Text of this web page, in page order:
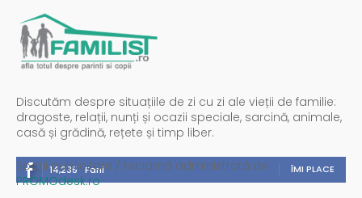
Discutăm despre situațiile de zi cu zi ale vieții de familie:
dragoste, relații, nunți și ocazii speciale, sarcină, animale,
casă și grădină, rețete și timp liber.
14,235 Fani ÎMI PLACE
Spații publicitare / reclamă administrată de
PROMOdesk.ro